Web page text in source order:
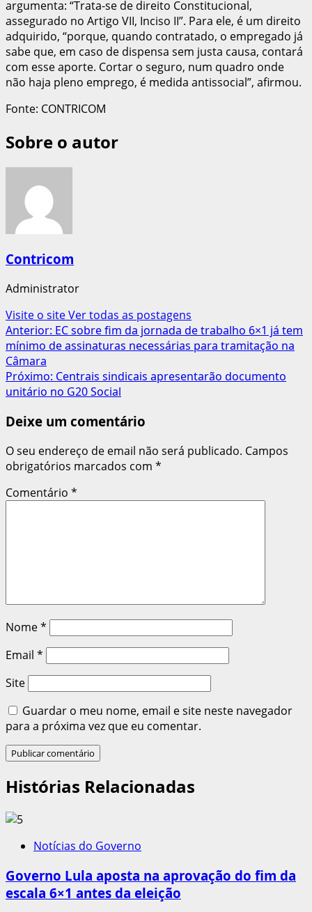
argumenta: “Trata-se de direito Constitucional,
assegurado no Artigo VII, Inciso II”. Para ele, é um direito
adquirido, “porque, quando contratado, o empregado já
sabe que, em caso de dispensa sem justa causa, contará
com esse aporte. Cortar o seguro, num quadro onde
não haja pleno emprego, é medida antissocial”, afirmou.
Fonte: CONTRICOM
Sobre o autor
Contricom
Administrator
Visite o siteVer todas as postagens
Navegação
de
artigos
Anterior: EC sobre fim da jornada de trabalho 6×1 já tem
mínimo de assinaturas necessárias para tramitação na
Câmara
Próximo: Centrais sindicais apresentarão documento
unitário no G20 Social
Deixe um comentário
O seu endereço de email não será publicado. Campos
obrigatórios marcados com *
Comentário *
Nome*
Email *
Site
Guardar o meu nome, email e site neste navegador
para a próxima vez que eu comentar.
Histórias Relacionadas
Notícias do Governo
Governo Lula aposta na aprovação do fim da
escala 6×1 antes da eleição